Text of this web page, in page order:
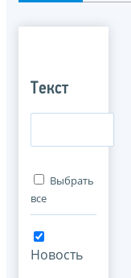
Текст
Выбрать
все
Новость